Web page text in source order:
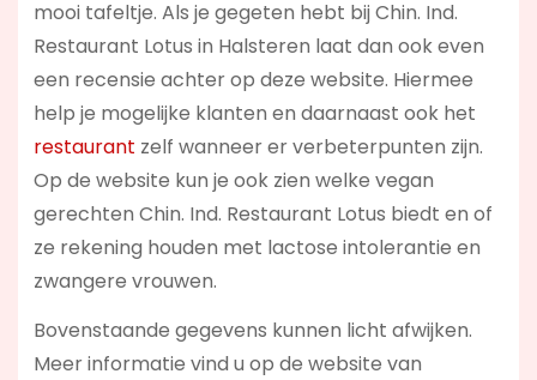
mooi tafeltje. Als je gegeten hebt bij Chin. Ind.
Restaurant Lotus in Halsteren laat dan ook even
een recensie achter op deze website. Hiermee
help je mogelijke klanten en daarnaast ook het
restaurant zelf wanneer er verbeterpunten zijn.
Op de website kun je ook zien welke vegan
gerechten Chin. Ind. Restaurant Lotus biedt en of
ze rekening houden met lactose intolerantie en
zwangere vrouwen.
Bovenstaande gegevens kunnen licht afwijken.
Meer informatie vind u op de website van